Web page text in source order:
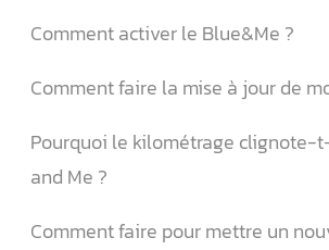
Comment activer le Blue&Me ?
Comment faire la mise à jour de
Pourquoi le kilométrage clignote-
and Me ?
Comment faire pour mettre un